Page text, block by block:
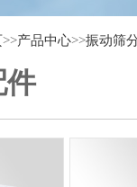
>>产品中心>>振动筛
件